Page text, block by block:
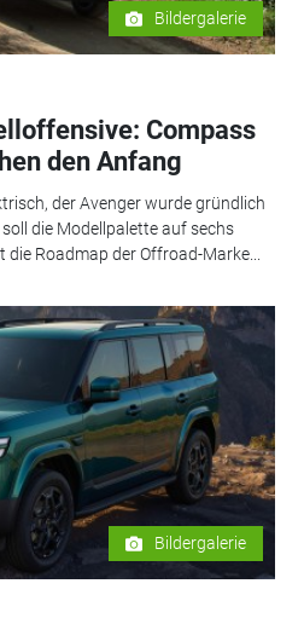
Bildergalerie
Compass
den Anfang
der Avenger wurde gründlich
die Modellpalette auf sechs
Roadmap der Offroad-Marke...
Bildergalerie